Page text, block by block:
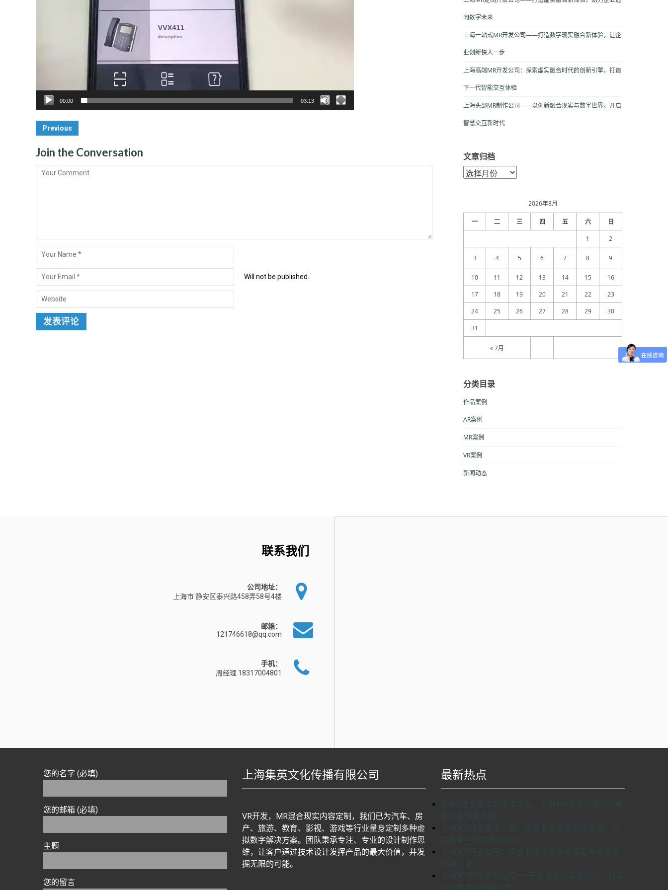
00:00 03:13
Post
Navigation
Previous
Join the Conversation
Will not be published.
向数字未来
上海一站式MR开发公司——打造数字现实融合新体验，让企
业创新快人一步
上海高端MR开发公司：探索虚实融合时代的创新引擎，打造
下一代智能交互体验
上海头部MR制作公司——以创新融合现实与数字世界，开启
智慧交互新时代
文章归档
文
章
2026年8月
一 二 三 四 五 六 日
« 7月
1 2
3 4 5 6 7 8 9
10 11 12 13 14 15
16
17
18 19 20 21 22
23
24
25 26 27 28 29
30
31
分类目录
作品案例
AR案例
MR案例
VR案例
新闻动态
联系我们
公司地址：
上海市 静安区泰兴路458弄58号4楼
邮箱：
121746618@qq.com
手机：
周经理 18317004801
您的名字 (必填)
您的邮箱 (必填)
主题
您的留言
上海集英文化传播有限公司
VR开发，MR混合现实内容定制，我们已为汽车、房
产、旅游、教育、影视、游戏等行业量身定制多种虚
拟数字解决方案。团队秉承专注、专业的设计制作思
维，让客户通过技术设计发挥产品的最大价值，并发
掘无限的可能。
最新热点